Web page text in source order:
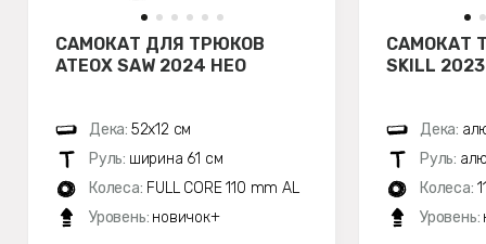
САМОКАТ ДЛЯ ТРЮКОВ
ATEOX SAW 2024 НЕО
Дека: 52х12 см
Руль: ширина 61 см
Колеса: FULL CORE 110 mm AL
Уровень: новичок+
САМОКАТ
SKILL
Дека:
Руль:
Колеса:
Уровень: